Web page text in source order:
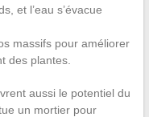
et l’eau s’évacue
massifs pour améliorer
des plantes.
aussi le potentiel du
un mortier pour